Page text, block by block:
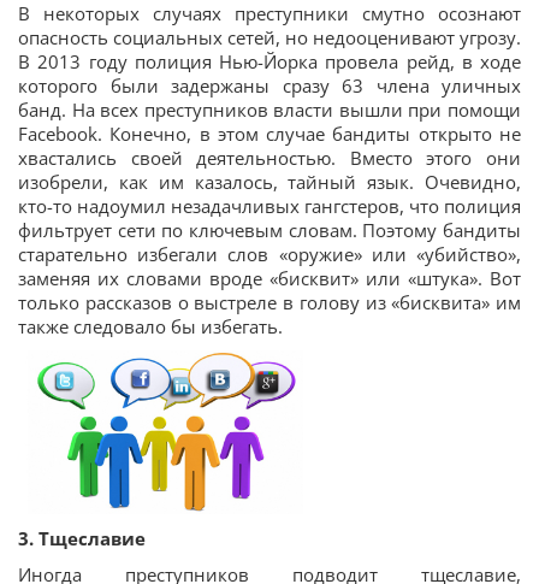
В некоторых случаях преступники смутно осознают
опасность социальных сетей, но недооценивают угрозу.
В 2013 году полиция Нью-Йорка провела рейд, в ходе
которого были задержаны сразу 63 члена уличных
банд. На всех преступников власти вышли при помощи
Facebook. Конечно, в этом случае бандиты открыто не
хвастались своей деятельностью. Вместо этого они
изобрели, как им казалось, тайный язык. Очевидно,
кто-то надоумил незадачливых гангстеров, что полиция
фильтрует сети по ключевым словам. Поэтому бандиты
старательно избегали слов «оружие» или «убийство»,
заменяя их словами вроде «бисквит» или «штука». Вот
только рассказов о выстреле в голову из «бисквита» им
также следовало бы избегать.
3. Тщеславие
Иногда преступников подводит тщеславие,